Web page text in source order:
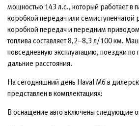
мощностью 143 л.с., который работает в
коробкой передач или семиступенчатой
коробкой передач и передним
топлива составляет 8,2–8,3 л/100 км.
повседневную эксплуатацию, поездки
дальние расстояния.
На сегодняшний день Haval M6 в
представлен в комплектациях:
В оснащение авто включены следующие